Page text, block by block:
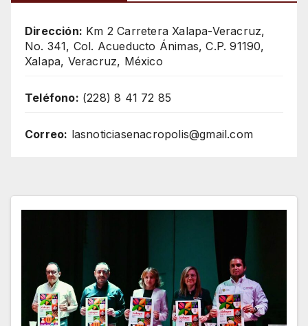
Dirección: Km 2 Carretera Xalapa-Veracruz,
No. 341, Col. Acueducto Ánimas, C.P. 91190,
Xalapa, Veracruz, México
Teléfono: (228) 8 41 72 85
Correo: lasnoticiasenacropolis@gmail.com